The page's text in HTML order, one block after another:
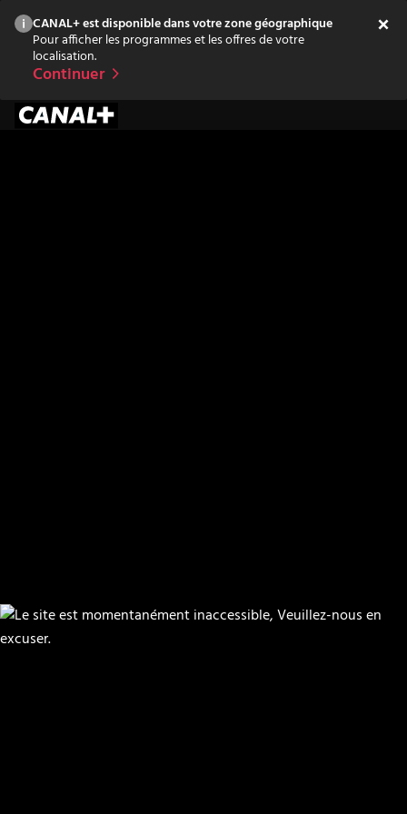
CANAL+ est disponible dans votre zone géographique
Pour afficher les programmes et les offres de votre
localisation.
Continuer